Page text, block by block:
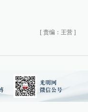
[ 责编：王营 ]